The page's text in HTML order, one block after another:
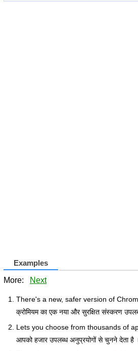
Examples
More: Next
There's a new, safer version of
क्रोमियम का एक नया और सुरक्षित संस्करण
Lets you choose from thousands of
आपको हजार उपलब्ध अनुप्रयोगों से चुनने देता है